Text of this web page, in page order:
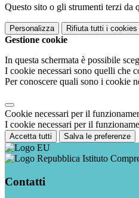
Questo sito o gli strumenti terzi da
Personalizza Rifiuta tutti i cookies
Gestione cookie
In questa schermata è possibile
I cookie necessari sono quelli che
Per conoscere quali sono i cookie
Cookie necessari per il
I cookie necessari per il
Accetta tutti Salva le preferenze
Istituto
Contatti